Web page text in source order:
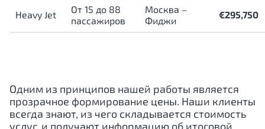
Heavy Jet
От 15 до 88
пассажиров
Москва –
Фиджи
€295,750
Одним из принципов нашей работы является
прозрачное формирование цены. Наши клиенты
всегда знают, из чего складывается стоимость
услуг, и получают информацию об итоговой